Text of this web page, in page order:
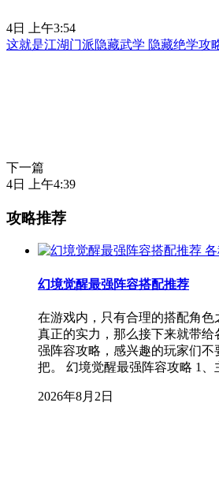
4日 上午3:54
这就是江湖门派隐藏武学 隐藏绝学攻
下一篇
4日 上午4:39
攻略推荐
幻境觉醒最强阵容搭配推荐
在游戏内，只有合理的搭配角色
真正的实力，那么接下来就带
强阵容攻略，感兴趣的玩家们不
把。 幻境觉醒最强阵容攻略 1
2026年8月2日